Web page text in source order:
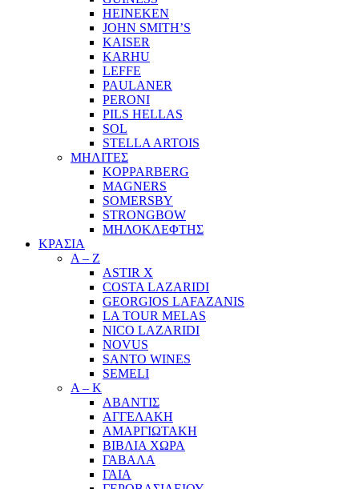
HEINEKEN
JOHN SMITH’S
KAISER
KARHU
LEFFE
PAULANER
PERONI
PILS HELLAS
SOL
STELLA ARTOIS
ΜΗΛΙΤΕΣ
KOPPARBERG
MAGNERS
SOMERSBY
STRONGBOW
ΜΗΛΟΚΛΕΦΤΗΣ
ΚΡΑΣΙΑ
A – Z
ASTIR X
COSTA LAZARIDI
GEORGIOS LAFAZANIS
LA TOUR MELAS
NICO LAZARIDI
NOVUS
SANTO WINES
SEMELI
Α – Κ
ΑΒΑΝΤΙΣ
ΑΓΓΕΛΑΚΗ
ΑΜΑΡΓΙΩΤΑΚΗ
ΒΙΒΛΙΑ ΧΩΡΑ
ΓΑΒΑΛΑ
ΓΑΙΑ